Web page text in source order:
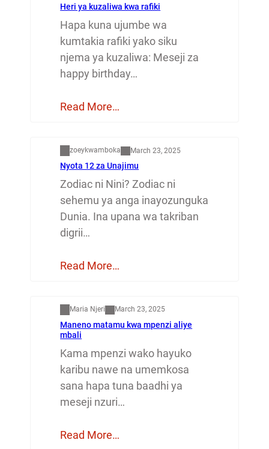
Heri ya kuzaliwa kwa rafiki
Hapa kuna ujumbe wa
kumtakia rafiki yako siku
njema ya kuzaliwa: Meseji za
happy birthday…
Read More…
zoeykwamboka March 23, 2025
Nyota 12 za Unajimu
Zodiac ni Nini? Zodiac ni
sehemu ya anga inayozunguka
Dunia. Ina upana wa takriban
digrii…
Read More…
Maria Njeri March 23, 2025
Maneno matamu kwa mpenzi aliye
mbali
Kama mpenzi wako hayuko
karibu nawe na umemkosa
sana hapa tuna baadhi ya
meseji nzuri…
Read More…